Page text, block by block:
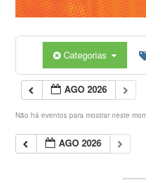
Categorias
AGO 2026
Não há eventos para mostrar neste
AGO 2026